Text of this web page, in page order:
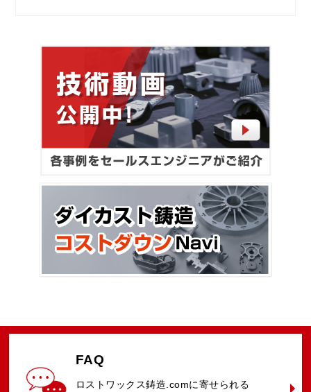
FAQ
ロストワックス鋳造.comに 寄せられる